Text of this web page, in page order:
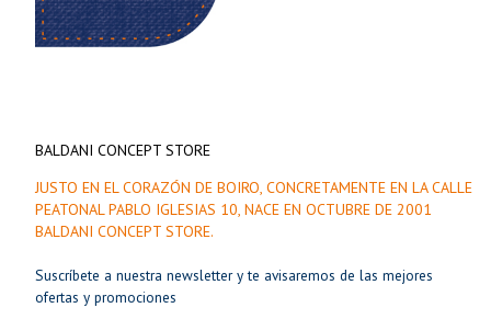
BALDANI CONCEPT STORE
JUSTO EN EL CORAZÓN DE BOIRO, CONCRETAMENTE EN LA CALLE
PEATONAL PABLO IGLESIAS 10, NACE EN OCTUBRE DE 2001
BALDANI CONCEPT STORE.
Suscríbete a nuestra newsletter y te avisaremos de las mejores
ofertas y promociones